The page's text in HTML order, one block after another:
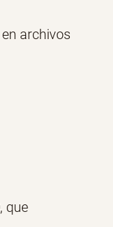
archivos
que